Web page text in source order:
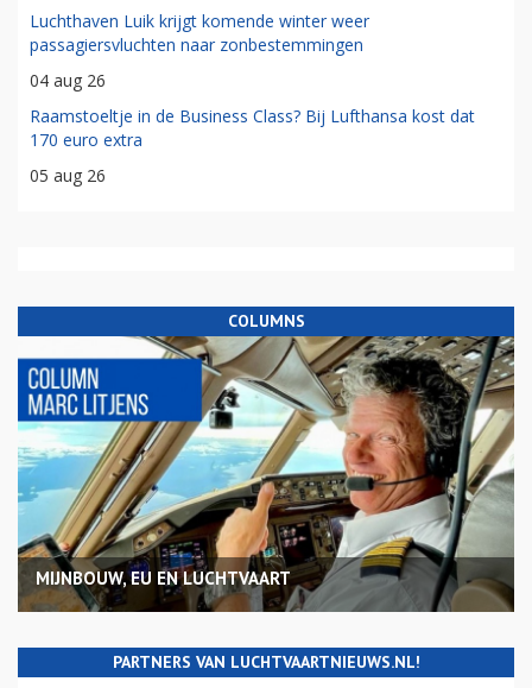
Luchthaven Luik krijgt komende winter weer
passagiersvluchten naar zonbestemmingen
04 aug 26
Raamstoeltje in de Business Class? Bij Lufthansa kost dat
170 euro extra
05 aug 26
COLUMNS
MIJNBOUW, EU EN LUCHTVAART
PARTNERS VAN LUCHTVAARTNIEUWS.NL!